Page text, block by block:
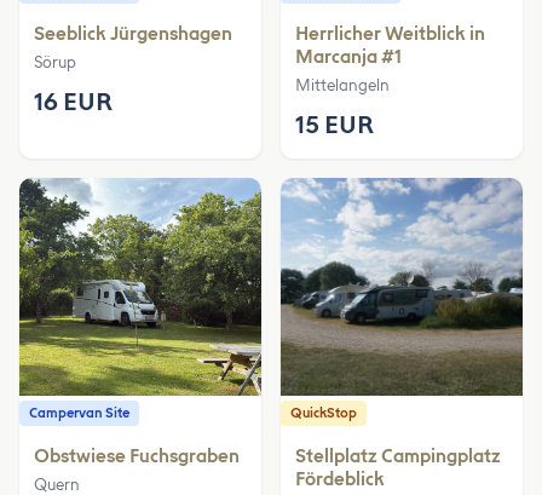
Seeblick Jürgenshagen
Sörup
16 EUR
Herrlicher Weitblick in
Marcanja #1
Mittelangeln
15 EUR
Campervan Site
Obstwiese Fuchsgraben
Quern
QuickStop
Stellplatz Campingplatz
Fördeblick